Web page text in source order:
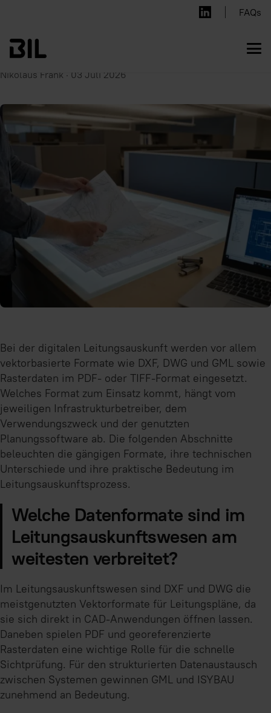
FAQs
Welche Datenformate werden
bei der digitalen
Leitungsauskunft unterstützt?
Nikolaus Frank · 03 Juli 2026
Bei der digitalen Leitungsauskunft werden vor allem
vektorbasierte Formate wie DXF, DWG und GML sowie
Rasterdaten im PDF- oder TIFF-Format eingesetzt.
Welches Format zum Einsatz kommt, hängt vom
jeweiligen Infrastrukturbetreiber, dem
Verwendungszweck und der genutzten
Planungssoftware ab. Die folgenden Abschnitte
beleuchten die gängigen Formate, ihre technischen
Unterschiede und ihre praktische Bedeutung im
Leitungsauskunftsprozess.
Welche Datenformate sind im
Leitungsauskunftswesen am
weitesten verbreitet?
Im Leitungsauskunftswesen sind DXF und DWG die
meistgenutzten Vektorformate für Leitungspläne, da
sie sich direkt in CAD-Anwendungen öffnen lassen.
Daneben spielen PDF und georeferenzierte
Rasterdaten eine wichtige Rolle für die schnelle
Sichtprüfung. Für den strukturierten Datenaustausch
zwischen Systemen gewinnen GML und ISYBAU
zunehmend an Bedeutung.